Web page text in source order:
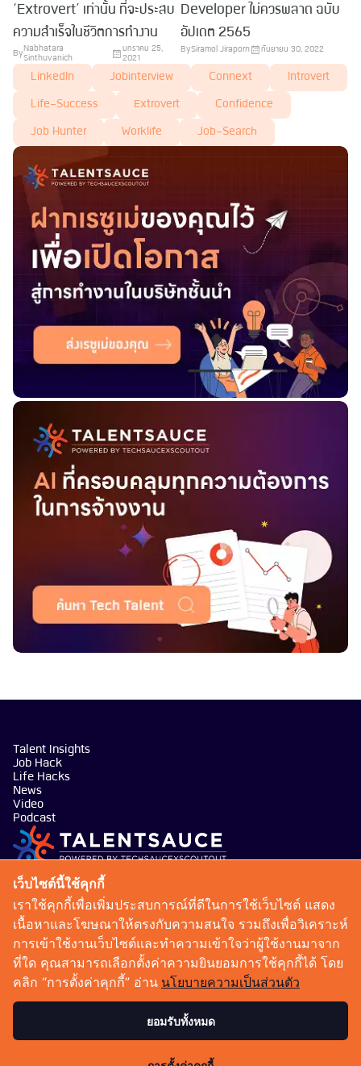
‘Extrovert’ เท่านั้น ที่จะประสบ
ความสำเร็จในชีวิตการทำงาน
By
Nabhatara
Sinthuvanich
มกราคม 25,
2021
Developer ไม่ควรพลาด ฉบับ
อัปเดต 2565
BySiramol Jiraporn กันยายน 30, 2022
LinkedIn Jobinterview Connext Introvert
Life-Success Extrovert Confidence
Job Hunter Worklife Job-Search
Talent Insights
Job Hack
Life Hacks
News
Video
Podcast
บริษัท เทคซอส มีเดีย จำกัด
101 ทรู ดิจิทัล พาร์ค อาคาร กริฟฟิน ชั้น 14 ห้อง 1401
ถนนสุขุมวิท แขวงบางจาก เขตพระโขนง กรุงเทพมหานคร
10260
talentsauce@techsauce.co
02-001-5375
เว็บไซต์นี้ใช้คุกกี้
เราใช้คุกกี้เพื่อเพิ่มประสบการณ์ที่ดีในการใช้เว็บไซต์ แสดง
เนื้อหาและโฆษณาให้ตรงกับความสนใจ รวมถึงเพื่อวิเคราะห์
การเข้าใช้งานเว็บไซต์และทำความเข้าใจว่าผู้ใช้งานมาจาก
ที่ใด คุณสามารถเลือกตั้งค่าความยินยอมการใช้คุกกี้ได้ โดย
คลิก “การตั้งค่าคุกกี้” อ่าน นโยบายความเป็นส่วนตัว
ยอมรับทั้งหมด